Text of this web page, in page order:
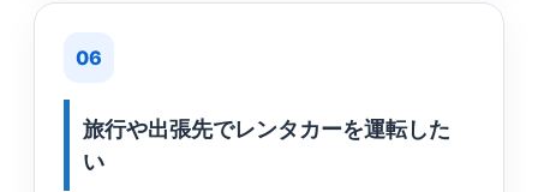
06
旅行や出張先でレンタカーを運転した
い